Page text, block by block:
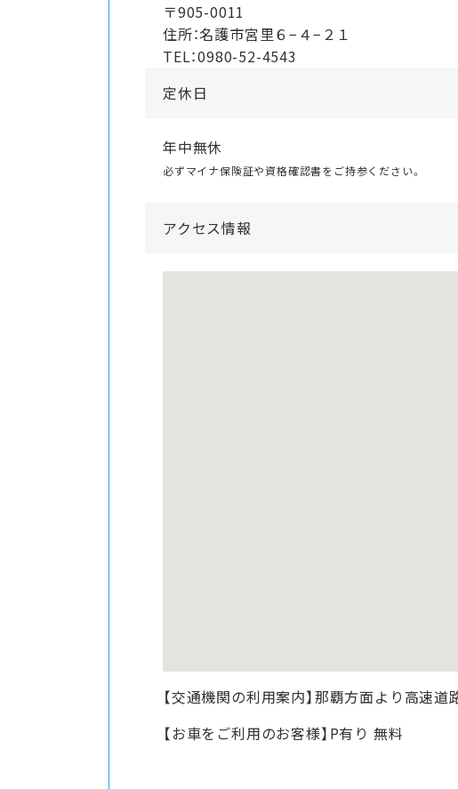
〒905-0011
住所：名護市宮里６−４−２１
TEL：0980-52-4543
定休日
年中無休
必ずマイナ保険証や資格確認書をご持参ください。
アクセス情報
【交通機関の利用案内】那覇方面より高速
【お車をご利用のお客様】P有り 無料